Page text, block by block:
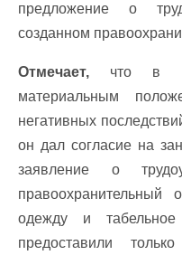
предложение о
созданном
Отмечает, что в
материальным
негативных
он дал согласие на
заявление о
одежду и
предоставили